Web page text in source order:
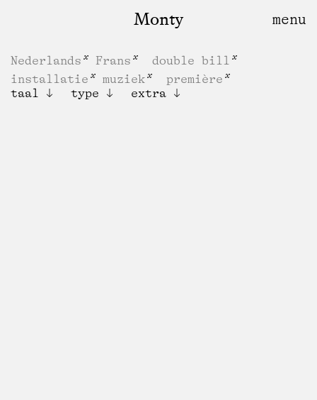
Monty
Nederlands Frans
double bill
installatie
muziek
première
taal
type extra